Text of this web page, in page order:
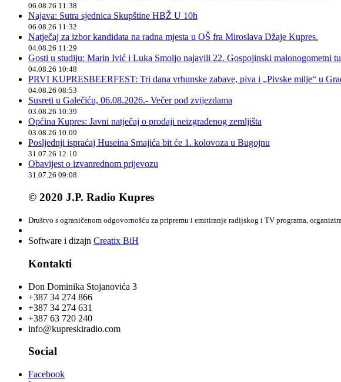
06.08.26 11:38
Najava: Sutra sjednica Skupštine HBŽ U 10h
06.08.26 11:32
Natječaj za izbor kandidata na radna mjesta u OŠ fra Miroslava Džaje Kupres.
04.08.26 11:29
Gosti u studiju: Marin Ivić i Luka Smoljo najavili 22. Gospojinski malonogometni
04.08.26 10:48
PRVI KUPRESBEERFEST: Tri dana vrhunske zabave, piva i „Pivske milje“ u
04.08.26 08:53
Susreti u Galečiću, 06.08.2026.- Večer pod zvijezdama
03.08.26 10:39
Općina Kupres: Javni natječaj o prodaji neizgrađenog zemljišta
03.08.26 10:09
Posljednji ispraćaj Huseina Smajića bit će 1. kolovoza u Bugojnu
31.07.26 12:10
Obavijest o izvanrednom prijevozu
31.07.26 09:08
© 2020 J.P. Radio Kupres
Društvo s ograničenom odgovornošću za pripremu i emitiranje radijskog i TV programa,
Software i dizajn Creatix BiH
Kontakti
Don Dominika Stojanovića 3
+387 34 274 866
+387 34 274 631
+387 63 720 240
info@kupreskiradio.com
Social
Facebook